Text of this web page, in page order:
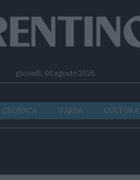
RSSgiovedì, 06 agosto 2026
CRONACA GARDA CULTURA